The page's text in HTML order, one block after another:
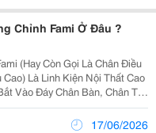
Chỉnh Fami Ở Đâu ?
(Hay Còn Gọi Là Chân Điều
Là Linh Kiện Nội Thất Cao
Vào Đáy Chân Bàn, Chân Tủ
Giúp Thay Đổi Chiều Cao
Hoạt Qua Hệ Thống Ren...
17/06/2026